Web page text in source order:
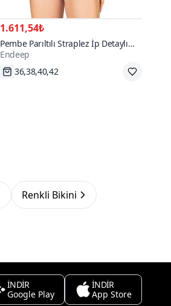
1.611,54₺
Pembe Parıltılı Straplez İp Detaylı
Bikini Takım
Endeep
Hızlı Kargo
Renkli Bikini
İNDİR
Google Play
İNDİR
App Store